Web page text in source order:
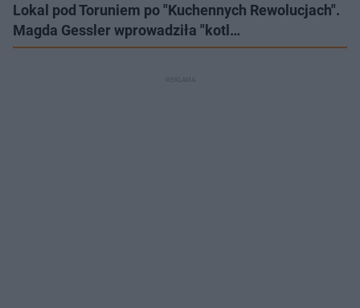
Lokal pod Toruniem po "Kuchennych Rewolucjach".
Magda Gessler wprowadziła "kotl…